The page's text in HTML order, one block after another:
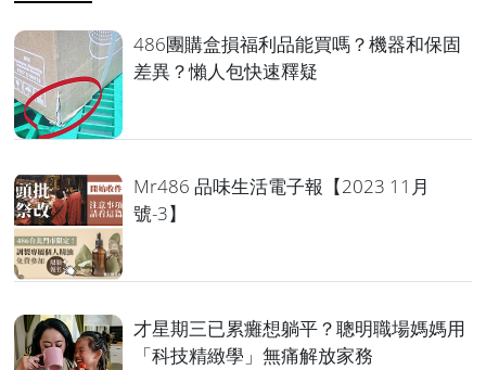
486團購盒損福利品能買嗎？機器和保固
差異？懶人包快速釋疑
Mr486 品味生活電子報【2023 11月
號-3】
才星期三已累癱想躺平？聰明職場媽媽用
「科技精緻學」無痛解放家務